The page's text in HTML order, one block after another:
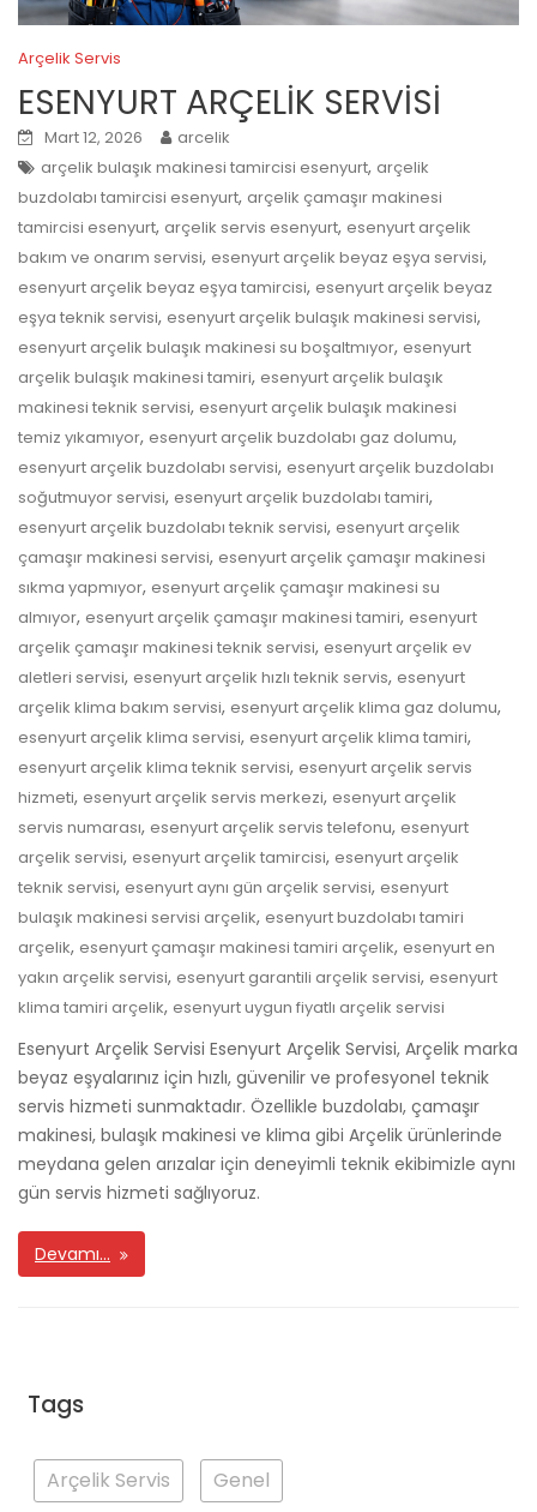
Arçelik Servis
ESENYURT ARÇELİK SERVİSİ
Mart 12, 2026
arcelik
arçelik bulaşık makinesi tamircisi esenyurt, arçelik
buzdolabı tamircisi esenyurt, arçelik çamaşır makinesi
tamircisi esenyurt, arçelik servis esenyurt, esenyurt arçelik
bakım ve onarım servisi, esenyurt arçelik beyaz eşya servisi,
esenyurt arçelik beyaz eşya tamircisi, esenyurt arçelik beyaz
eşya teknik servisi, esenyurt arçelik bulaşık makinesi servisi,
esenyurt arçelik bulaşık makinesi su boşaltmıyor, esenyurt
arçelik bulaşık makinesi tamiri, esenyurt arçelik bulaşık
makinesi teknik servisi, esenyurt arçelik bulaşık makinesi
temiz yıkamıyor, esenyurt arçelik buzdolabı gaz dolumu,
esenyurt arçelik buzdolabı servisi, esenyurt arçelik buzdolabı
soğutmuyor servisi, esenyurt arçelik buzdolabı tamiri,
esenyurt arçelik buzdolabı teknik servisi, esenyurt arçelik
çamaşır makinesi servisi, esenyurt arçelik çamaşır makinesi
sıkma yapmıyor, esenyurt arçelik çamaşır makinesi su
almıyor, esenyurt arçelik çamaşır makinesi tamiri, esenyurt
arçelik çamaşır makinesi teknik servisi, esenyurt arçelik ev
aletleri servisi, esenyurt arçelik hızlı teknik servis, esenyurt
arçelik klima bakım servisi, esenyurt arçelik klima gaz dolumu,
esenyurt arçelik klima servisi, esenyurt arçelik klima tamiri,
esenyurt arçelik klima teknik servisi, esenyurt arçelik servis
hizmeti, esenyurt arçelik servis merkezi, esenyurt arçelik
servis numarası, esenyurt arçelik servis telefonu, esenyurt
arçelik servisi, esenyurt arçelik tamircisi, esenyurt arçelik
teknik servisi, esenyurt aynı gün arçelik servisi, esenyurt
bulaşık makinesi servisi arçelik, esenyurt buzdolabı tamiri
arçelik, esenyurt çamaşır makinesi tamiri arçelik, esenyurt en
yakın arçelik servisi, esenyurt garantili arçelik servisi, esenyurt
klima tamiri arçelik, esenyurt uygun fiyatlı arçelik servisi
Esenyurt Arçelik Servisi Esenyurt Arçelik Servisi, Arçelik marka
beyaz eşyalarınız için hızlı, güvenilir ve profesyonel teknik
servis hizmeti sunmaktadır. Özellikle buzdolabı, çamaşır
makinesi, bulaşık makinesi ve klima gibi Arçelik ürünlerinde
meydana gelen arızalar için deneyimli teknik ekibimizle aynı
gün servis hizmeti sağlıyoruz.
Devamı…
Tags
Arçelik Servis Genel